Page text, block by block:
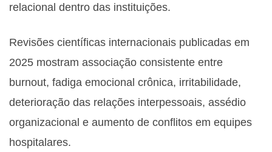
relacional dentro das instituições.
Revisões científicas internacionais publicadas em
2025 mostram associação consistente entre
burnout, fadiga emocional crônica, irritabilidade,
deterioração das relações interpessoais, assédio
organizacional e aumento de conflitos em equipes
hospitalares.